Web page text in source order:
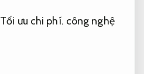
Tối ưu chi phí. công nghệ